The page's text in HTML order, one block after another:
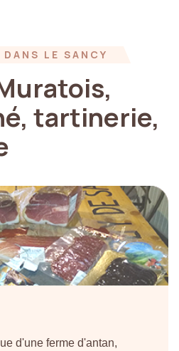
DANS LE SANCY
tartinerie,
d'une ferme d'antan,